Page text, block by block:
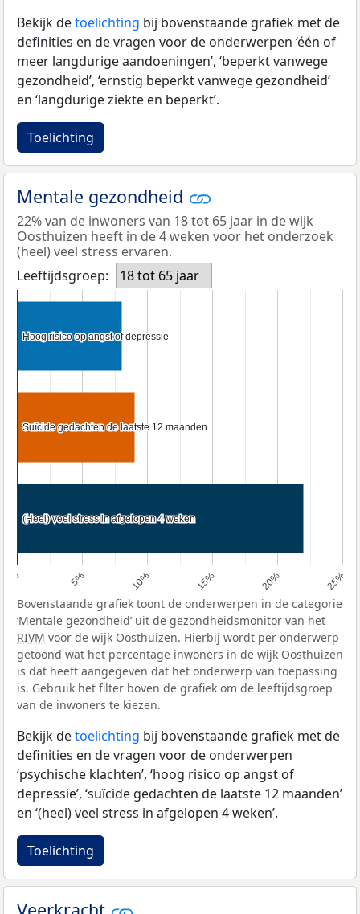
Bekijk detoelichting bij bovenstaande grafiek met de
definities en de vragen voor de onderwerpen ‘één of
meer langdurige aandoeningen’, ‘beperkt vanwege
gezondheid’, ‘ernstig beperkt vanwege gezondheid’
en ‘langdurige ziekte en beperkt’.
Toelichting
Mentale gezondheid
22% van de inwoners van 18 tot 65 jaar in de wijk
Oosthuizen heeft in de 4 weken voor het onderzoek
(heel) veel stress ervaren.
Leeftijdsgroep:
18 tot 65 jaar
0% 5% 10% 15% 20% 25%
Hoog risico op angst of depressie
Hoog risico op angst of depressie
Suïcide gedachten de laatste 12 maanden
Suïcide gedachten de laatste 12 maanden
(Heel) veel stress in afgelopen 4 weken
(Heel) veel stress in afgelopen 4 weken
Bovenstaande grafiek toont de onderwerpen in de categorie
‘Mentale gezondheid’ uit de gezondheidsmonitor van het
RIVM voor de wijk Oosthuizen. Hierbij wordt per onderwerp
getoond wat het percentage inwoners in de wijk Oosthuizen
is dat heeft aangegeven dat het onderwerp van toepassing
is. Gebruik het filter boven de grafiek om de leeftijdsgroep
van de inwoners te kiezen.
Bekijk detoelichting bij bovenstaande grafiek met de
definities en de vragen voor de onderwerpen
‘psychische klachten’, ‘hoog risico op angst of
depressie’, ‘suïcide gedachten de laatste 12 maanden’
en ‘(heel) veel stress in afgelopen 4 weken’.
Toelichting